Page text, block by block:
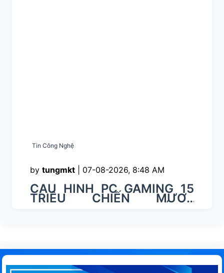
Tin Công Nghệ
by tungmkt 07-08-2026, 8:48 AM
CẤU HÌNH PC GAMING 15
TRIỆU CHIẾN MƯỢT
VALORANT TẠI DUY TRÍ PC